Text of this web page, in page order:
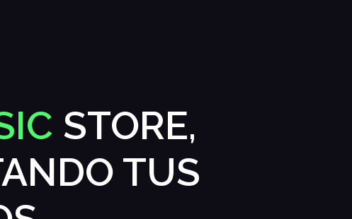
STORE,
TUS